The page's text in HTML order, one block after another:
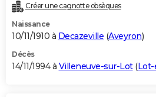
Créer une cagnotte obsèques
Naissance
10/11/1910 à Decazeville (Aveyron)
Décès
14/11/1994 à Villeneuve-sur-Lot(Lot-